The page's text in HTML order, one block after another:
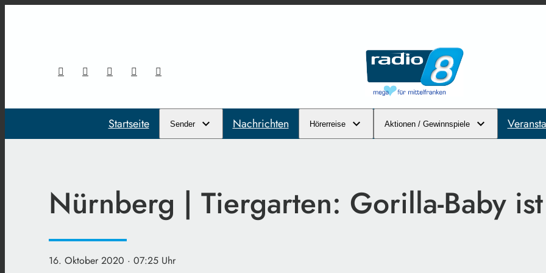
Startseite Sender Nachrichten Hörerreise Aktionen / Gewinnspiele
Nürnberg | Tiergarten: Gorilla-Baby
16. Oktober 2020 · 07:25 Uhr